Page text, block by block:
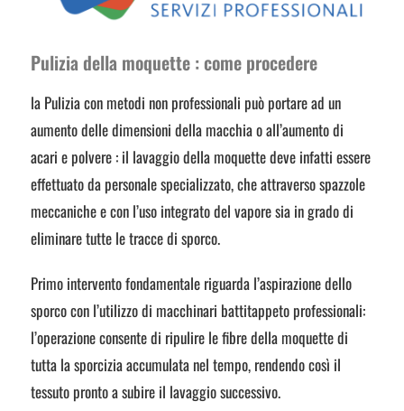
Pulizia della moquette : come procedere
la Pulizia con metodi non professionali può portare ad un
aumento delle dimensioni della macchia o all’aumento di
acari e polvere : il lavaggio della moquette deve infatti essere
effettuato da personale specializzato, che attraverso spazzole
meccaniche e con l’uso integrato del vapore sia in grado di
eliminare tutte le tracce di sporco.
Primo intervento fondamentale riguarda l’aspirazione dello
sporco con l’utilizzo di macchinari battitappeto professionali:
l’operazione consente di ripulire le fibre della moquette di
tutta la sporcizia accumulata nel tempo, rendendo così il
tessuto pronto a subire il lavaggio successivo.